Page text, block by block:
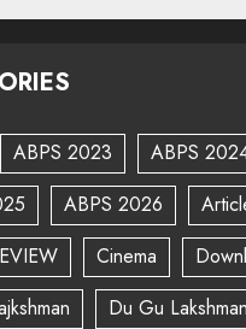
ABPS 2023
ABPS
ABPS 2026
Cinema
Du Gu Lakshman